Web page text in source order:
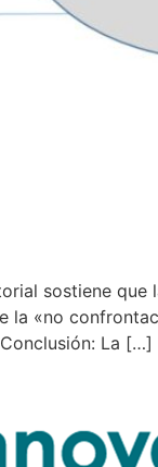
sostiene
la «no
La […]